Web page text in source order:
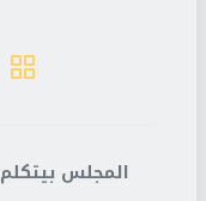
المجلس بيتكلم